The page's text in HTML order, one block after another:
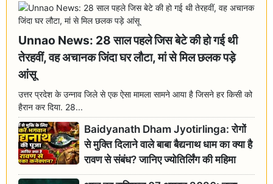
Unnao News: 28 साल पहले जिस बेटे की हो गई थी
तेरहवीं, वह अचानक जिंदा घर लौटा, मां से मिल छलक पड़े
आंसू
उत्तर प्रदेश के उन्नाव जिले से एक ऐसा मामला सामने आया है जिसने हर किसी को
हैरान कर दिया. 28...
Baidyanath Dham Jyotirlinga: रोगों
से मुक्ति दिलाने वाले बाबा बैद्यनाथ धाम का क्या है
रावण से संबंध? जानिए ज्योतिर्लिंग की महिमा